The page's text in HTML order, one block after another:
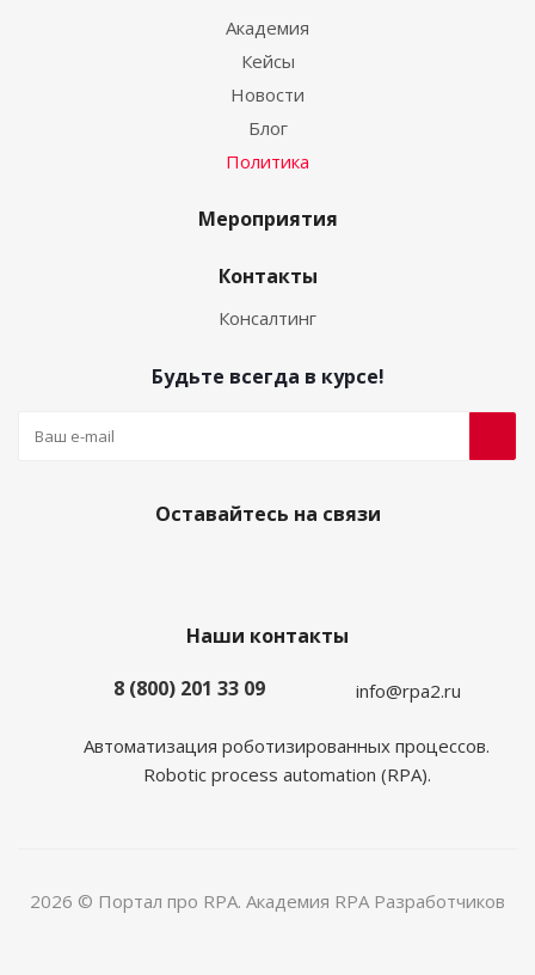
Академия
Кейсы
Новости
Блог
Политика
Мероприятия
Контакты
Консалтинг
Будьте всегда в курсе!
Оставайтесь на связи
Наши контакты
8 (800) 201 33 09
info@rpa2.ru
Автоматизация роботизированных процессов.
Robotic process automation (RPA).
2026 © Портал про RPA. Академия RPA Разработчиков